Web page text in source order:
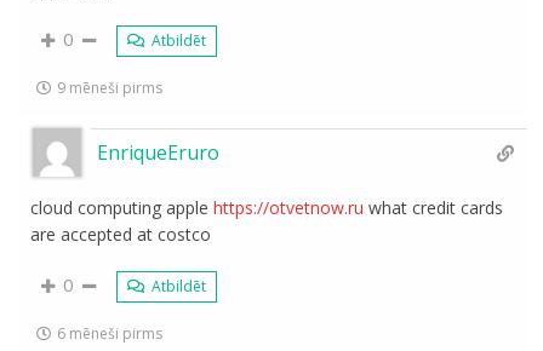
0 Atbildēt
9 mēneši pirms
EnriqueEruro
cloud computing applehttps://otvetnow.ru what credit cards
are accepted at costco
0 Atbildēt
6 mēneši pirms